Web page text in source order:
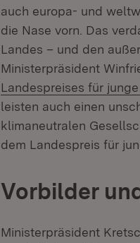
auch europa- und
die Nase vorn. Das
Landes – und den
Ministerpräsident
Landespreises für
leisten auch einen
klimaneutralen
dem Landespreis für
Vorbilder
Ministerpräsident